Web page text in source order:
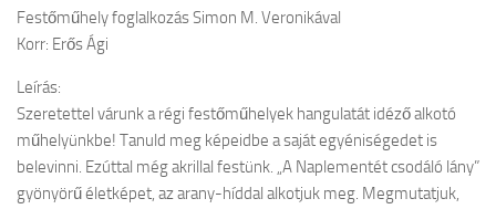
Festőműhely foglalkozás Simon M. Veronikával
Korr: Erős Ági
Leírás:
Szeretettel várunk a régi festőműhelyek hangulatát idéző alkotó
műhelyünkbe! Tanuld meg képeidbe a saját egyéniségedet is
belevinni. Ezúttal még akrillal festünk. „A Naplementét csodáló lány”
gyönyörű életképet, az arany-híddal alkotjuk meg. Megmutatjuk,